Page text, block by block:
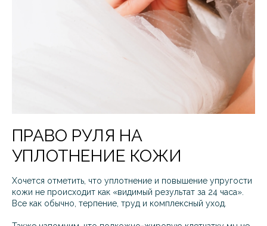
ПРАВО РУЛЯ НА
УПЛОТНЕНИЕ КОЖИ
Хочется отметить, что уплотнение и повышение упругости
кожи не происходит как «видимый результат за 24 часа».
Все как обычно, терпение, труд и комплексный уход.